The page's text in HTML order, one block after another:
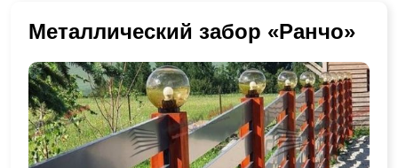
Металлический забор «Ранчо»